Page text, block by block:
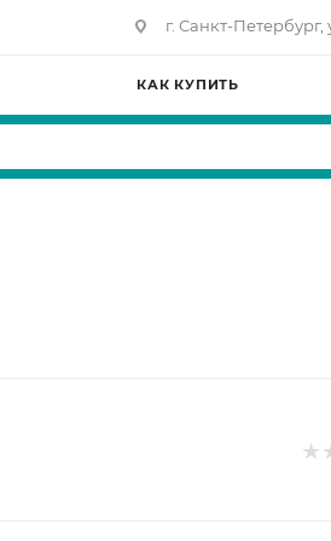
г. Санкт-
КАК КУПИТЬ